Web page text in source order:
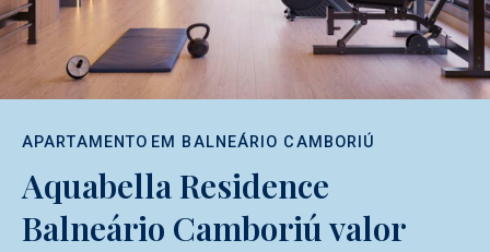
APARTAMENTO EM BALNEÁRIO CAMBORIÚ
Aquabella Residence
Balneário Camboriú valor